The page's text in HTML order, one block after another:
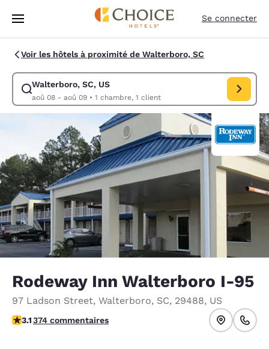
Sauter à Contenu Principal
Se connecter
Voir les hôtels à proximité de Walterboro, SC
Walterboro, SC, US
aoû 08 - aoû 09• 1 chambre, 1 client
Modifier la recherche pour Walterboro, SC, US. Date d’arrivée aoû
Rodeway Inn Walterboro I-95
97 Ladson Street, Walterboro, SC, 29488, US
3.1 étoiles. Bien.
3.1374 commentaires